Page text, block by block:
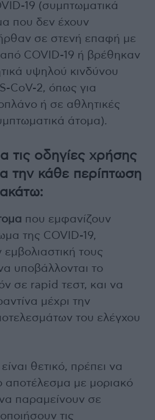
19 (συμπτωματικά
που δεν έχουν
σε στενή επαφή με
COVID-19 ή βρέθηκαν
υψηλού κινδύνου
CoV-2, όπως για
ή σε αθλητικές
άτομα).
τις οδηγίες χρήσης
την κάθε περίπτωση
που εμφανίζουν
της COVID-19,
τους
υποβάλλονται το
σε rapid τεστ, και να
μέχρι την
του ελέγχου
θετικό, πρέπει να
αποτέλεσμα με μοριακό
παραμείνουν σε
τις